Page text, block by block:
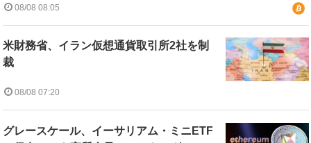
08/08 08:05
米財務省、イラン仮想通貨取引所2社を制
裁
08/08 07:20
グレースケール、イーサリアム・ミニETF